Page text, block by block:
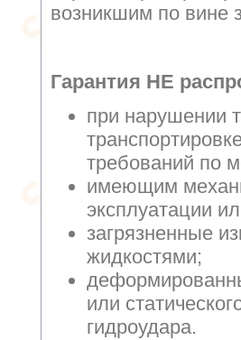
возникшим по вине
Гарантия НЕ
при нарушении
требований по
имеющим
эксплуатации
загрязненные
жидкостями;
или
гидроудара.